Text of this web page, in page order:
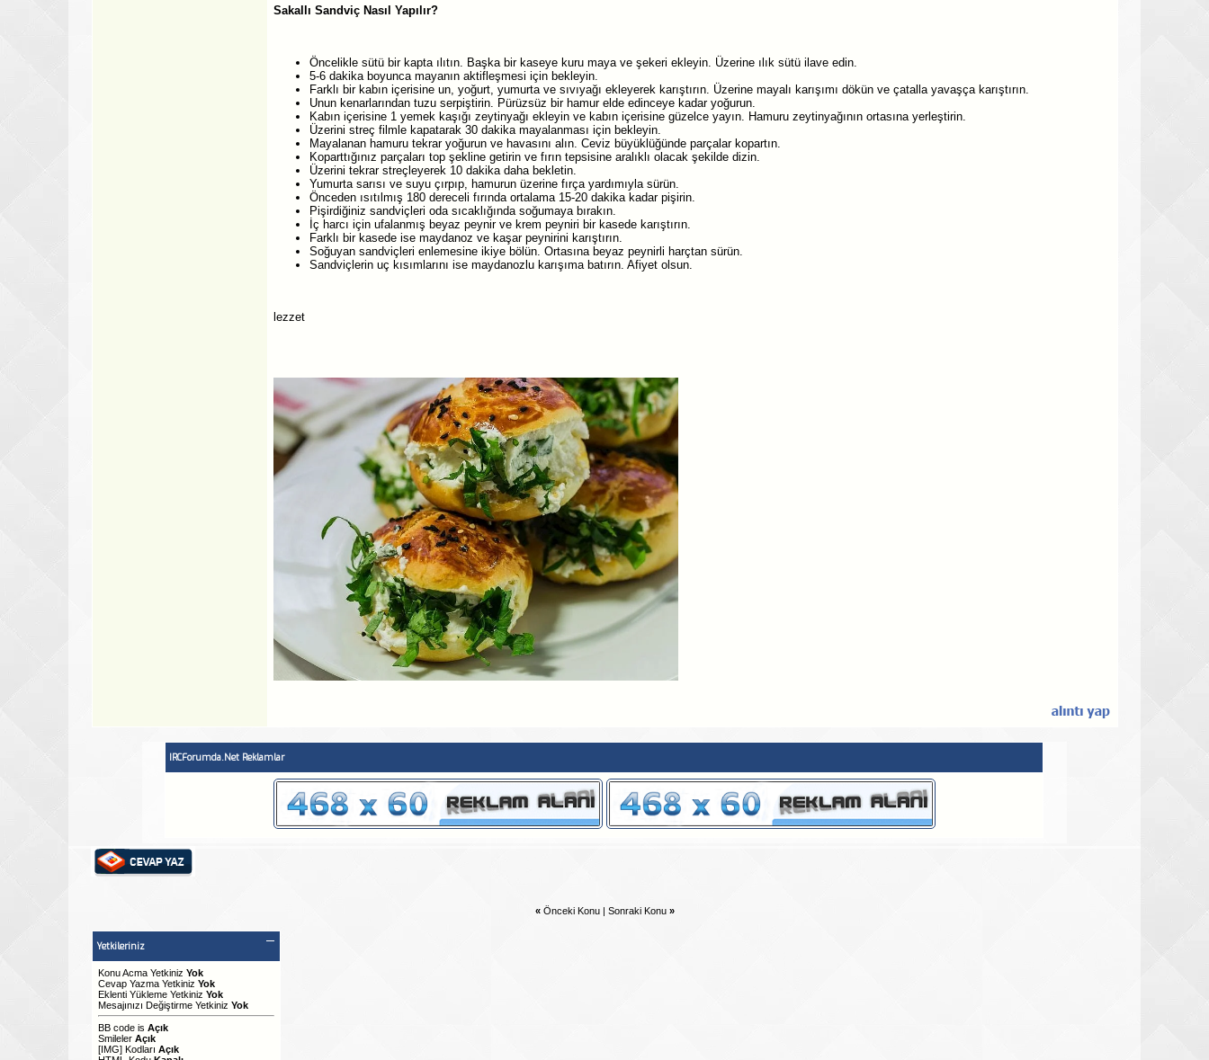
Sakallı Sandviç Nasıl Yapılır?
Öncelikle sütü bir kapta ılıtın. Başka bir kaseye kuru maya ve şekeri ekleyin. Üzerine ılık sütü ilave edin.
5-6 dakika boyunca mayanın aktifleşmesi için bekleyin.
Farklı bir kabın içerisine un, yoğurt, yumurta ve sıvıyağı ekleyerek karıştırın. Üzerine mayalı karışımı dökün ve çatalla yavaşça karıştırın.
Unun kenarlarından tuzu serpiştirin. Pürüzsüz bir hamur elde edinceye kadar yoğurun.
Kabın içerisine 1 yemek kaşığı zeytinyağı ekleyin ve kabın içerisine güzelce yayın. Hamuru zeytinyağının ortasına yerleştirin.
Üzerini streç filmle kapatarak 30 dakika mayalanması için bekleyin.
Mayalanan hamuru tekrar yoğurun ve havasını alın. Ceviz büyüklüğünde parçalar kopartın.
Koparttığınız parçaları top şekline getirin ve fırın tepsisine aralıklı olacak şekilde dizin.
Üzerini tekrar streçleyerek 10 dakika daha bekletin.
Yumurta sarısı ve suyu çırpıp, hamurun üzerine fırça yardımıyla sürün.
Önceden ısıtılmış 180 dereceli fırında ortalama 15-20 dakika kadar pişirin.
Pişirdiğiniz sandviçleri oda sıcaklığında soğumaya bırakın.
İç harcı için ufalanmış beyaz peynir ve krem peyniri bir kasede karıştırın.
Farklı bir kasede ise maydanoz ve kaşar peynirini karıştırın.
Soğuyan sandviçleri enlemesine ikiye bölün. Ortasına beyaz peynirli harçtan sürün.
Sandviçlerin uç kısımlarını ise maydanozlu karışıma batırın. Afiyet olsun.
lezzet
IRCForumda.Net Reklamlar
« Önceki Konu| Sonraki Konu »
Yetkileriniz
Konu Acma Yetkiniz Yok
Cevap Yazma Yetkiniz Yok
Eklenti Yükleme Yetkiniz Yok
Mesajınızı Değiştirme Yetkiniz Yok
BB codeis Açık
Smileler Açık
[IMG]Kodları Açık